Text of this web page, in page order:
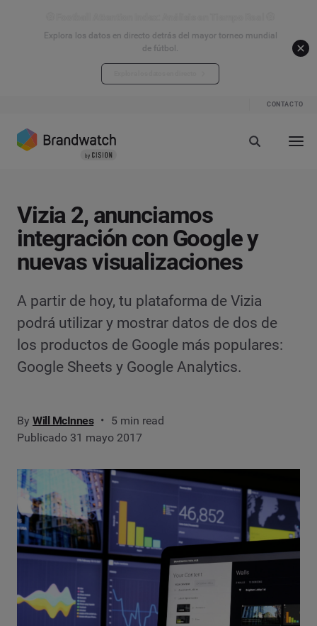
Explora los datos en directo detrás del mayor torneo mundial
de fútbol.
CONTACTO
Vizia 2, anunciamos
integración con Google y
nuevas visualizaciones
A partir de hoy, tu plataforma de Vizia
podrá utilizar y mostrar datos de dos de
los productos de Google más populares:
Google Sheets y Google Analytics.
By Will McInnes
5 min read
Publicado 31 mayo 2017